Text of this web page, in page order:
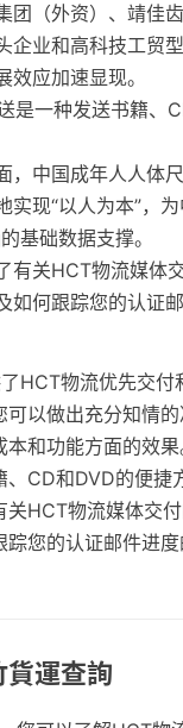
团（外资）、靖佳
企业和高科技工贸
应加速显现。
是一种发送书籍、
，中国成年人人体
实现“以人为本”，
基础数据支撑。
有关HCT物流媒体
如何跟踪您的认证邮
HCT物流优先交付
可以做出充分知情
本和功能方面的效
、CD和DVD的便捷
关HCT物流媒体交
您的认证邮件进度
貨運查詢